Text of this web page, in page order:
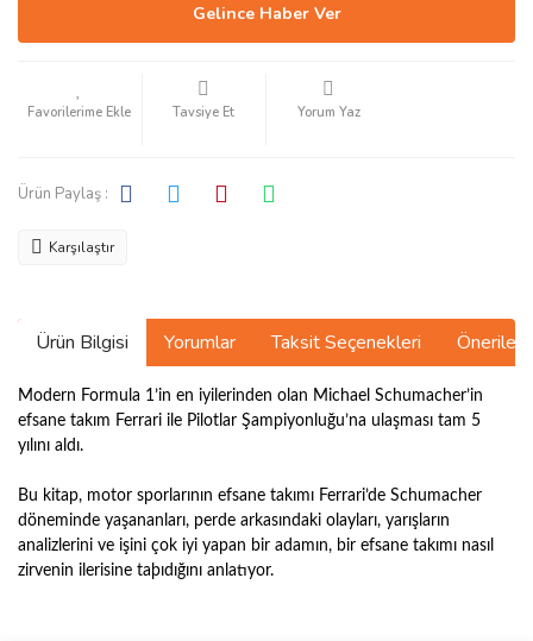
Gelince Haber Ver
Tavsiye Et Yorum Yaz
Ürün Paylaş :
Karşılaştır
Ürün Bilgisi Yorumlar Taksit Seçenekleri
Modern Formula 1’in en iyilerinden olan Michael Schumacher’in
efsane takım Ferrari ile Pilotlar Şampiyonluğu’na ulaşması tam 5
yılını aldı.
Bu kitap, motor sporlarının efsane takımı Ferrari’de Schumacher
döneminde yaşananları, perde arkasındaki olayları, yarışların
analizlerini ve işini çok iyi yapan bir adamın, bir efsane takımı nasıl
zirvenin ilerisine taþıdığını anlatıyor.